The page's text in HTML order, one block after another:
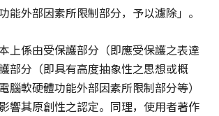
能外部因素所限制部分，予以濾除」。
上係由受保護部分（即應受保護之表達
部分（即具有高度抽象性之思想或概
腦軟硬體功能外部因素所限制部分等）
響其原創性之認定。同理，使用者著作